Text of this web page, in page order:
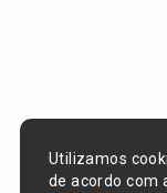
Utilizamos
de acordo com